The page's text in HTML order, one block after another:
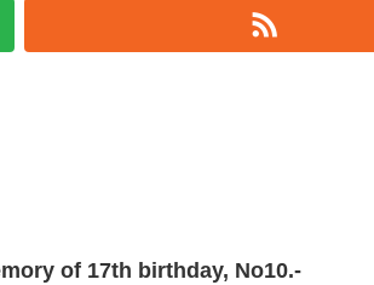
of 17th birthday, No10.-